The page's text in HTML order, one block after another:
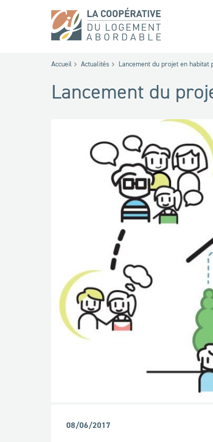
Accueil Actualités Lancement du projet en habitat
Lancement du
08/06/2017